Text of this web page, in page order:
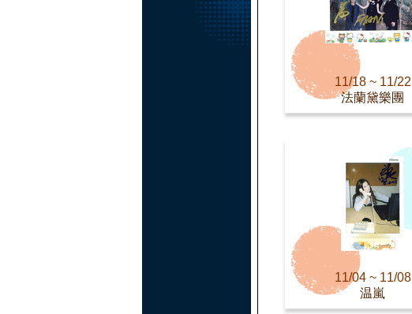
11/18 ~ 11/22
法蘭黛樂團
11/04 ~ 11/08
温嵐